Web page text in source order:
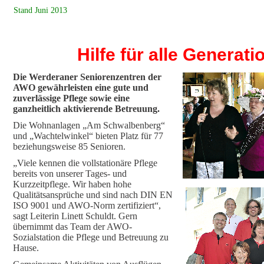
Hilfe für alle
Stand Juni 2013
Die Werderaner Seniorenzentren der
AWO gewährleisten eine gute und
zuverlässige Pflege sowie eine
ganzheitlich aktivierende Betreuung.
Die Wohnanlagen „Am Schwalbenberg“
und „Wachtelwinkel“ bieten Platz für 77
beziehungsweise 85 Senioren.
„Viele kennen die vollstationäre Pflege
bereits von unserer Tages- und
Kurzzeitpflege. Wir haben hohe
Qualitätsansprüche und sind nach DIN EN
ISO 9001 und AWO-Norm zertifiziert“,
sagt Leiterin Linett Schuldt. Gern
übernimmt das Team der AWO-
Sozialstation die Pflege und Betreuung zu
Hause.